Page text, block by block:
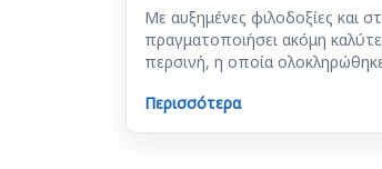
Με αυξημένες φιλοδοξίες και
πραγματοποιήσει ακόμη
περσινή, η οποία
Περισσότερα